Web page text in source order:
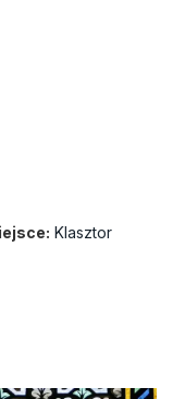
Klasztor